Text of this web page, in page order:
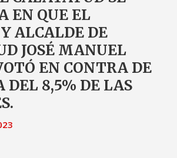
EN QUE EL
ALCALDE DE
JOSÉ MANUEL
EN CONTRA DE
DEL 8,5% DE LAS